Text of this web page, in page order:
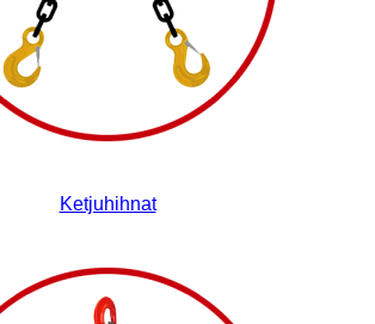
Ketjuhihnat